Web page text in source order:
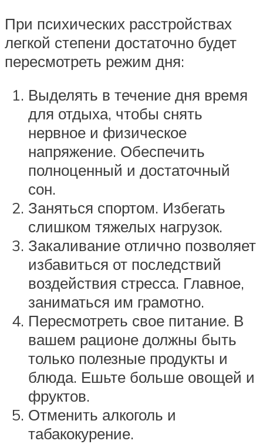
При психических расстройствах
легкой степени достаточно будет
пересмотреть режим дня:
Выделять в течение дня время
для отдыха, чтобы снять
нервное и физическое
напряжение. Обеспечить
полноценный и достаточный
сон.
Заняться спортом. Избегать
слишком тяжелых нагрузок.
Закаливание отлично позволяет
избавиться от последствий
воздействия стресса. Главное,
заниматься им грамотно.
Пересмотреть свое питание. В
вашем рационе должны быть
только полезные продукты и
блюда. Ешьте больше овощей и
фруктов.
Отменить алкоголь и
табакокурение.